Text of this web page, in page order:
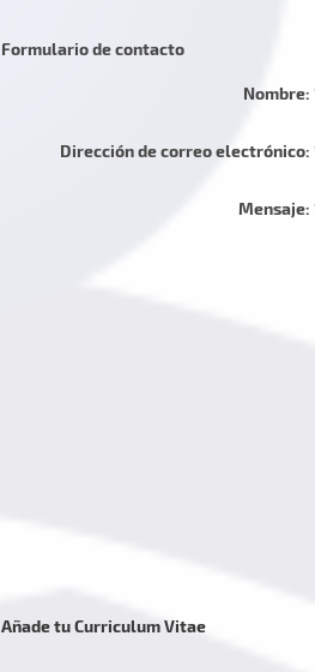
Formulario de contacto
Nombre:
Dirección de correo electrónico:
Mensaje:
Añade tu Curriculum Vitae